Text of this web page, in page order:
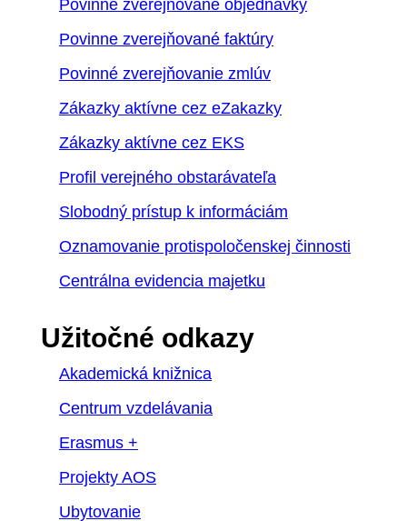
Povinne zverejňované objednávky
Povinne zverejňované faktúry
Povinné zverejňovanie zmlúv
Zákazky aktívne cez eZakazky
Zákazky aktívne cez EKS
Profil verejného obstarávateľa
Slobodný prístup k informáciám
Oznamovanie protispoločenskej činnosti
Centrálna evidencia majetku
Užitočné odkazy
Akademická knižnica
Centrum vzdelávania
Erasmus +
Projekty AOS
Ubytovanie